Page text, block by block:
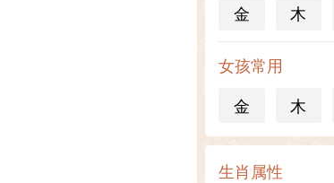
金
木
女孩常用
金
木
生肖属性